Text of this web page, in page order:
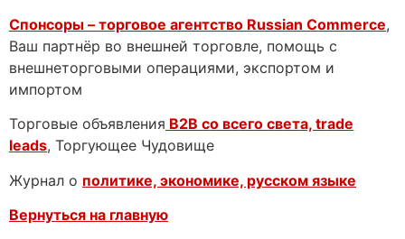
Спонсоры – торговое агентство Russian Commerce,
Ваш партнёр во внешней торговле, помощь с
внешнеторговыми операциями, экспортом и
импортом
Торговые объявления B2B со всего света, trade
leads, Торгующее Чудовище
Журнал о политике, экономике, русском языке
Вернуться на главную